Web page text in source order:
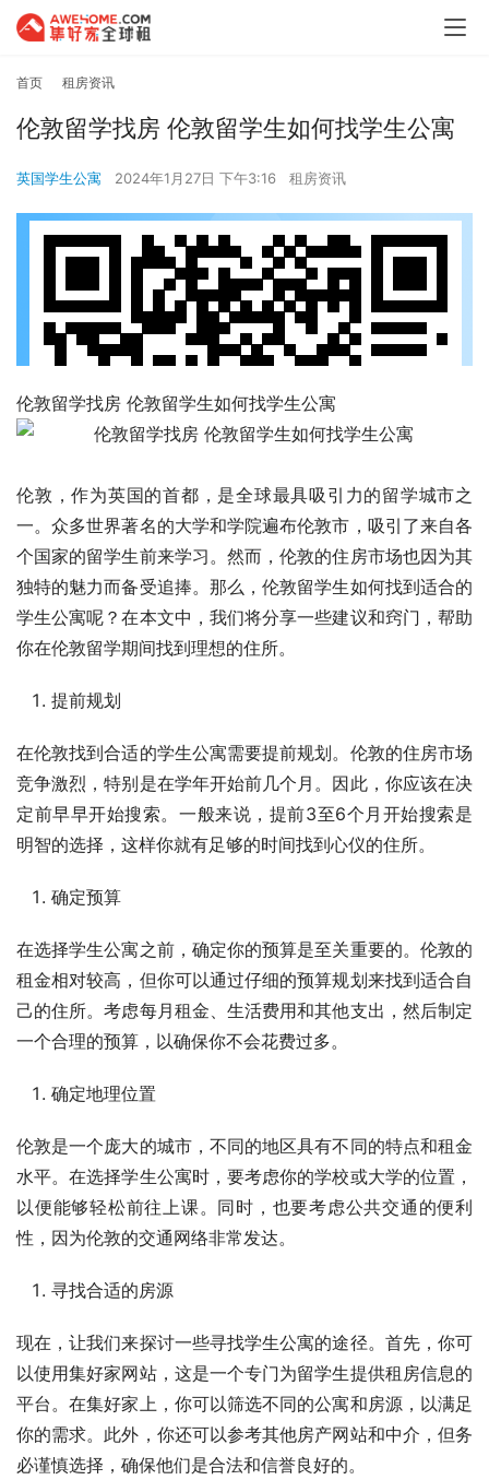
首页 租房资讯
伦敦留学找房 伦敦留学生如何找学生公寓
英国学生公寓 2024年1月27日 下午3:16 租房资讯
伦敦留学找房 伦敦留学生如何找学生公寓
伦敦，作为英国的首都，是全球最具吸引力的留学城市之
一。众多世界著名的大学和学院遍布伦敦市，吸引了来自各
个国家的留学生前来学习。然而，伦敦的住房市场也因为其
独特的魅力而备受追捧。那么，伦敦留学生如何找到适合的
学生公寓呢？在本文中，我们将分享一些建议和窍门，帮助
你在伦敦留学期间找到理想的住所。
提前规划
在伦敦找到合适的学生公寓需要提前规划。伦敦的住房市场
竞争激烈，特别是在学年开始前几个月。因此，你应该在决
定前早早开始搜索。一般来说，提前3至6个月开始搜索是
明智的选择，这样你就有足够的时间找到心仪的住所。
确定预算
在选择学生公寓之前，确定你的预算是至关重要的。伦敦的
租金相对较高，但你可以通过仔细的预算规划来找到适合自
己的住所。考虑每月租金、生活费用和其他支出，然后制定
一个合理的预算，以确保你不会花费过多。
确定地理位置
伦敦是一个庞大的城市，不同的地区具有不同的特点和租金
水平。在选择学生公寓时，要考虑你的学校或大学的位置，
以便能够轻松前往上课。同时，也要考虑公共交通的便利
性，因为伦敦的交通网络非常发达。
寻找合适的房源
现在，让我们来探讨一些寻找学生公寓的途径。首先，你可
以使用集好家网站，这是一个专门为留学生提供租房信息的
平台。在集好家上，你可以筛选不同的公寓和房源，以满足
你的需求。此外，你还可以参考其他房产网站和中介，但务
必谨慎选择，确保他们是合法和信誉良好的。